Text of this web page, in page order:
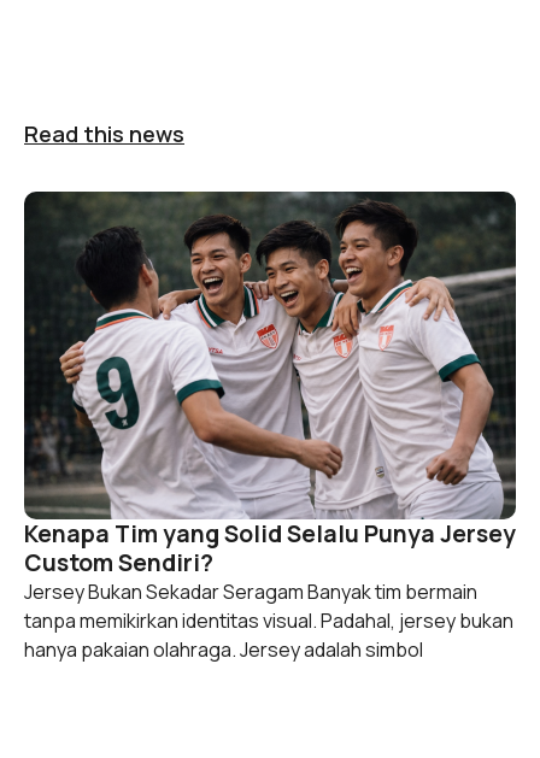
Read this news
Kenapa Tim yang Solid Selalu Punya Jersey
Custom Sendiri?
Jersey Bukan Sekadar Seragam Banyak tim bermain
tanpa memikirkan identitas visual. Padahal, jersey bukan
hanya pakaian olahraga. Jersey adalah simbol